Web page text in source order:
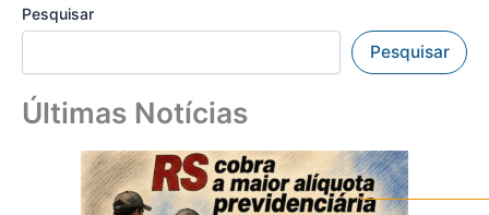
Pesquisar
Pesquisar
Últimas Notícias